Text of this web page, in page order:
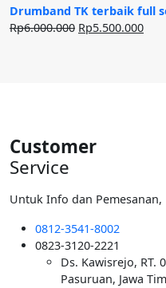
adalah:
Rp50.000.000.
Drumband TK terbaik full
Rp6.000.000 Harga
Rp5.500.000
Customer
Service
Untuk Info dan
0812-3541-8002
0823-3120-2221
Ds. Kawisrejo, RT.
Pasuruan, Jawa